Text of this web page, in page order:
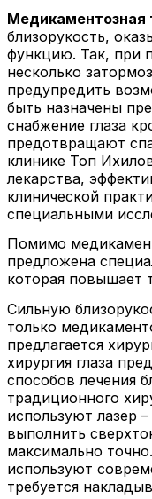
Медикаментозная
близорукость,
функцию. Так, при
несколько
предупредить
быть назначены
снабжение глаза
предотвращают
клинике Топ
лекарства,
клинической
специальными
Помимо
предложена
которая повышает
Сильную
только
предлагается
хирургия глаза
способов лечения
традиционного
используют лазер
выполнить
максимально
используют
требуется